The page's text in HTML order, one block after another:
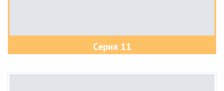
Серия 11